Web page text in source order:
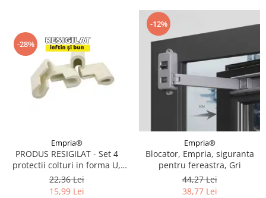
-28%
Empria®
PRODUS RESIGILAT - Set 4
protectii colturi in forma U,
3.5x0.7x6 cm, Alb Fildes
22,36 Lei
15,99 Lei
-12%
Empria®
Blocator, Empria, siguranta
pentru fereastra, Gri
44,27 Lei
38,77 Lei